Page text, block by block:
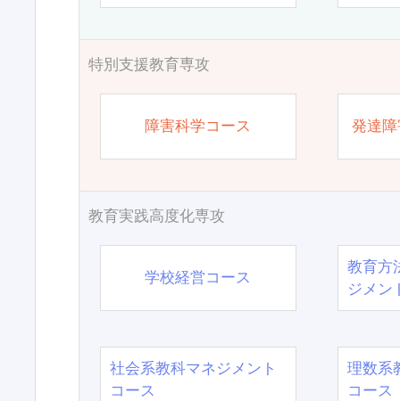
特別支援教育専攻
障害科学コース 発達
教育実践高度化専攻
学校経営コース
教育方
ジメン
社会系教科マネジメント
コース
理数系
コース